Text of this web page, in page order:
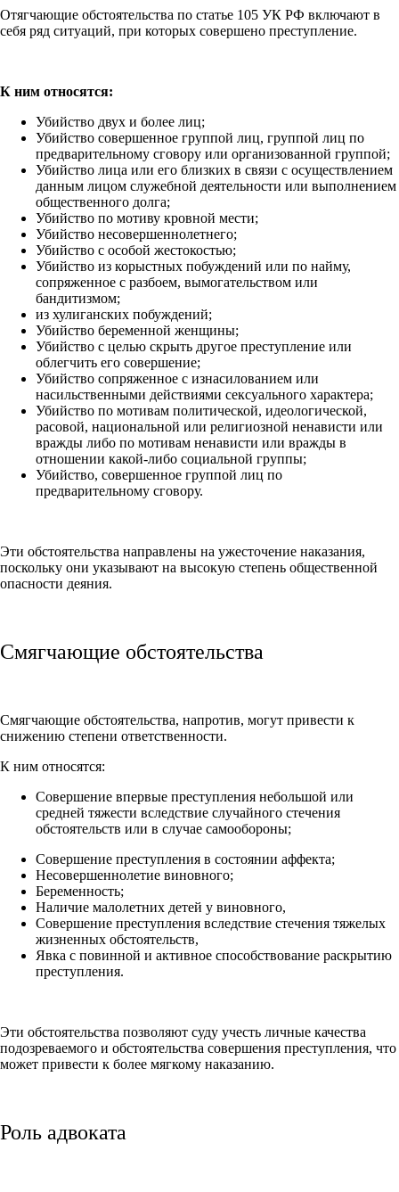
Отягчающие обстоятельства по статье 105 УК РФ включают в
себя ряд ситуаций, при которых совершено преступление.
К ним относятся:
Убийство двух и более лиц;
Убийство совершенное группой лиц, группой лиц по
предварительному сговору или организованной группой;
Убийство лица или его близких в связи с осуществлением
данным лицом служебной деятельности или выполнением
общественного долга;
Убийство по мотиву кровной мести;
Убийство несовершеннолетнего;
Убийство с особой жестокостью;
Убийство из корыстных побуждений или по найму,
сопряженное с разбоем, вымогательством или
бандитизмом;
из хулиганских побуждений;
Убийство беременной женщины;
Убийство с целью скрыть другое преступление или
облегчить его совершение;
Убийство сопряженное с изнасилованием или
насильственными действиями сексуального характера;
Убийство по мотивам политической, идеологической,
расовой, национальной или религиозной ненависти или
вражды либо по мотивам ненависти или вражды в
отношении какой-либо социальной группы;
Убийство, совершенное группой лиц по
предварительному сговору.
Эти обстоятельства направлены на ужесточение наказания,
поскольку они указывают на высокую степень общественной
опасности деяния.
Смягчающие обстоятельства
Смягчающие обстоятельства, напротив, могут привести к
снижению степени ответственности.
К ним относятся:
Совершение впервые преступления небольшой или
средней тяжести вследствие случайного стечения
обстоятельств или в случае самообороны;
Совершение преступления в состоянии аффекта;
Несовершеннолетие виновного;
Беременность;
Наличие малолетних детей у виновного,
Совершение преступления вследствие стечения тяжелых
жизненных обстоятельств,
Явка с повинной и активное способствование раскрытию
преступления.
Эти обстоятельства позволяют суду учесть личные качества
подозреваемого и обстоятельства совершения преступления, что
может привести к более мягкому наказанию.
Роль адвоката